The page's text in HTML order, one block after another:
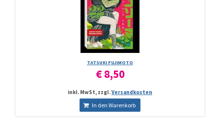
TATSUKI FUJIMOTO
€ 8,50
inkl. MwSt, zzgl.Versandkosten
In den Warenkorb